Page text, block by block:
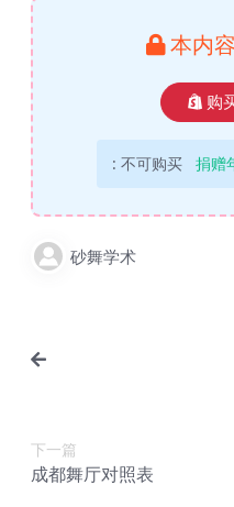
本内
购
: 不可购买 捐赠
砂舞学术
下一篇
成都舞厅对照表